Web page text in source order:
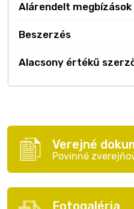
Alárendelt megbízások
Beszerzés
Alacsony értékű
Verejné
Povinné
Fotogaléria